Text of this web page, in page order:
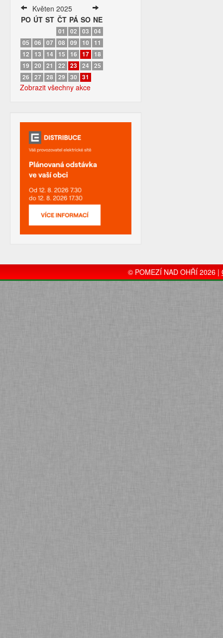
Květen 2025
PO ÚT ST ČT PÁ SO NE
01 02 03
04
05
06 07 08 09 10
11
12
13 14 15 16 17 18
19
20 21 22 23 24
25
26
27 28 29 30 31
Zobrazit všechny akce
© POMEZÍ NAD OHŘÍ 2026 |